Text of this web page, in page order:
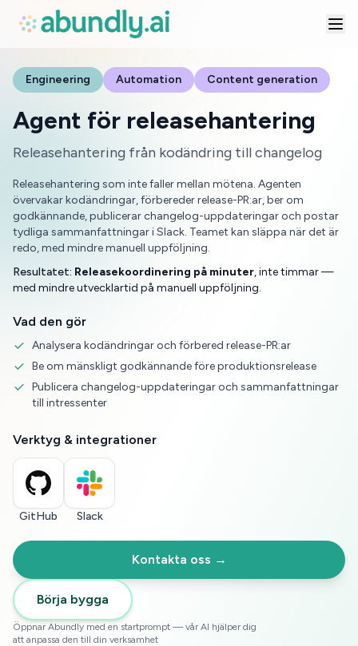
Engineering Automation Content generation
Agent för releasehantering
Releasehantering från kodändring till changelog
Releasehantering som inte faller mellan mötena. Agenten
övervakar kodändringar, förbereder release-PR:ar, ber om
godkännande, publicerar changelog-uppdateringar och postar
tydliga sammanfattningar i Slack. Teamet kan släppa när det är
redo, med mindre manuell uppföljning.
Resultatet: Releasekoordinering på minuter, inte timmar —
med mindre utvecklartid på manuell uppföljning.
Vad den gör
Analysera kodändringar och förbered release-PR:ar
Be om mänskligt godkännande före produktionsrelease
Publicera changelog-uppdateringar och sammanfattningar
till intressenter
Verktyg & integrationer
GitHub Slack
Kontakta oss →
Börja bygga
Öppnar Abundly med en startprompt — vår AI hjälper dig
att anpassa den till din verksamhet